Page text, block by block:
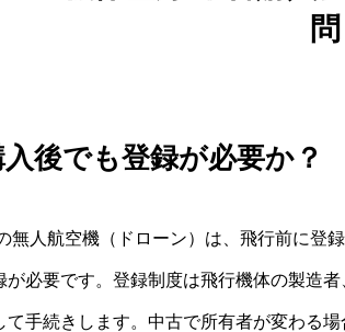
問
後でも登録が必要か？
無人航空機（ドローン）は、飛行前に登
が必要です。登録制度は飛行機体の製造
て手続きします。中古で所有者が変わる